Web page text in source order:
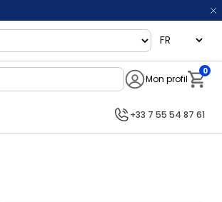
language
Mon profil
0
+33 7 55 54 87 61